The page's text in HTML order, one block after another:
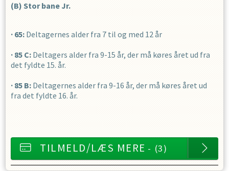
(B) Stor bane Jr.
· 65: Deltagernes alder fra 7 til og med 12 år
· 85 C: Deltagers alder fra 9-15 år, der må køres året ud fra
det fyldte 15. år.
· 85 B: Deltagernes alder fra 9-16 år, der må køres året ud
fra det fyldte 16. år.
TILMELD/LÆS MERE - (3)